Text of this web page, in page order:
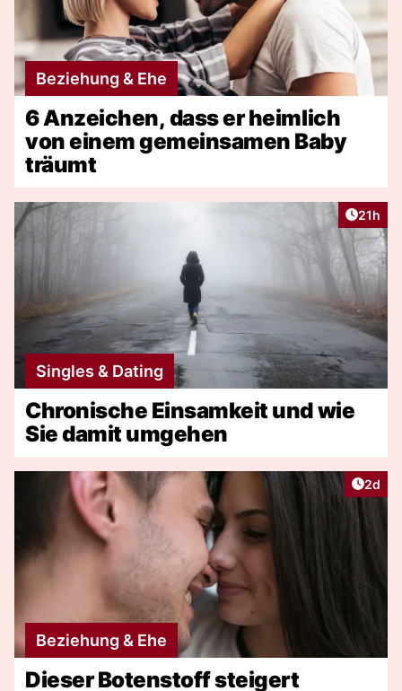
Beziehung & Ehe
6 Anzeichen, dass er heimlich
von einem gemeinsamen Baby
träumt
Artikel
21h
Singles & Dating
Chronische Einsamkeit und wie
Sie damit umgehen
2d
Beziehung & Ehe
Dieser Botenstoff steigert